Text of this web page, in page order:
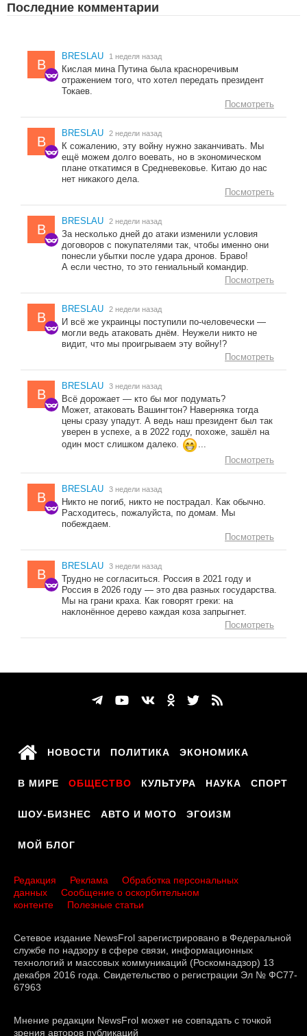
Последние комментарии
B
BRESLAU 1 неделя назад
Кислая мина Путина была красноречивым
отражением того, что хотел передать президент
Токаев.
Посмотреть
B
BRESLAU 2 недели назад
К сожалению, эту войну нужно заканчивать. Мы
ещё можем долго воевать, но в экономическом
плане откатимся в Средневековье. Китаю до нас
нет никакого дела.
Посмотреть
B
BRESLAU 2 недели назад
За несколько дней до атаки изменили условия
договоров с покупателями так, чтобы именно они
понесли убытки после удара дронов. Браво!
А если честно, то это гениальный командир.
Посмотреть
B
BRESLAU 2 недели назад
И всё же украинцы поступили по-человечески —
могли ведь атаковать днём. Неужели никто не
видит, что мы проигрываем эту войну!?
Посмотреть
B
BRESLAU 3 недели назад
Всё дорожает — кто бы мог подумать?
Может, атаковать Вашингтон? Наверняка тогда
цены сразу упадут. А ведь наш президент был так
уверен в успехе, а в 2022 году, похоже, зашёл на
один мост слишком далеко.
...
Посмотреть
B
BRESLAU 3 недели назад
Никто не погиб, никто не пострадал. Как обычно.
Расходитесь, пожалуйста, по домам. Мы
побеждаем.
Посмотреть
B
BRESLAU 3 недели назад
Трудно не согласиться. Россия в 2021 году и
Россия в 2026 году — это два разных государства.
Мы на грани краха. Как говорят греки: на
наклонённое дерево каждая коза запрыгнет.
Посмотреть
НОВОСТИ ПОЛИТИКА ЭКОНОМИКА
В МИРЕ ОБЩЕСТВО КУЛЬТУРА НАУКА СПОРТ
ШОУ-БИЗНЕС АВТО И МОТО ЭГОИЗМ
МОЙ БЛОГ
Редакция Реклама
Обработка персональных
данных
Сообщение о оскорбительном
контенте
Полезные статьи
Сетевое издание NewsFrol зарегистрировано в Федеральной
службе по надзору в сфере связи, информационных
технологий и массовых коммуникаций (Роскомнадзор) 13
декабря 2016 года. Свидетельство о регистрации Эл № ФС77-
67963
Мнение редакции NewsFrol может не совпадать с точкой
зрения авторов публикаций